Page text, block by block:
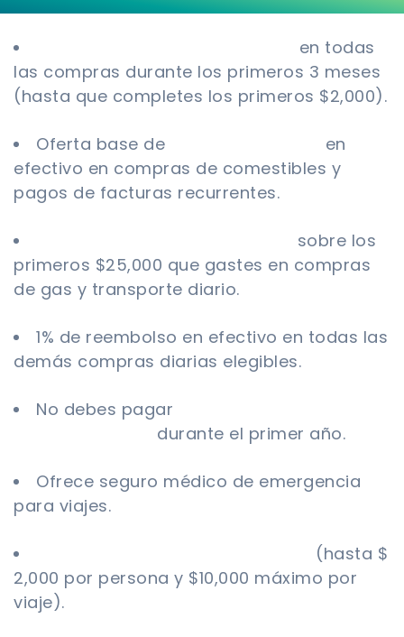
en todas
las compras durante los primeros 3 meses
(hasta que completes los primeros $2,000).
Oferta base de
en
efectivo en compras de comestibles y
pagos de facturas recurrentes.
sobre los
primeros $25,000 que gastes en compras
de gas y transporte diario.
1% de reembolso en efectivo en todas las
demás compras diarias elegibles.
No debes pagar
durante el primer año.
Ofrece seguro médico de emergencia
para viajes.
(hasta $
2,000 por persona y $10,000 máximo por
viaje).